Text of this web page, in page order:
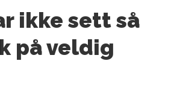
ikke sett så
på veldig